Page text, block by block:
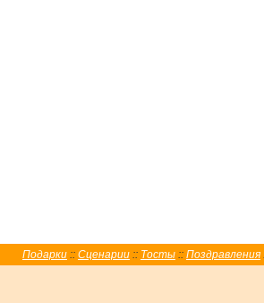
Подарки :: Сценарии :: Тосты :: Поздравления